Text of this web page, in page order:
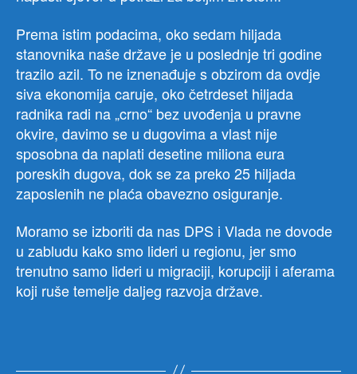
Prema istim podacima, oko sedam hiljada
stanovnika naše države je u poslednje tri godine
trazilo azil. To ne iznenađuje s obzirom da ovdje
siva ekonomija caruje, oko četrdeset hiljada
radnika radi na „crno“ bez uvođenja u pravne
okvire, davimo se u dugovima a vlast nije
sposobna da naplati desetine miliona eura
poreskih dugova, dok se za preko 25 hiljada
zaposlenih ne plaća obavezno osiguranje.
Moramo se izboriti da nas DPS i Vlada ne dovode
u zabludu kako smo lideri u regionu, jer smo
trenutno samo lideri u migraciji, korupciji i aferama
koji ruše temelje daljeg razvoja države.